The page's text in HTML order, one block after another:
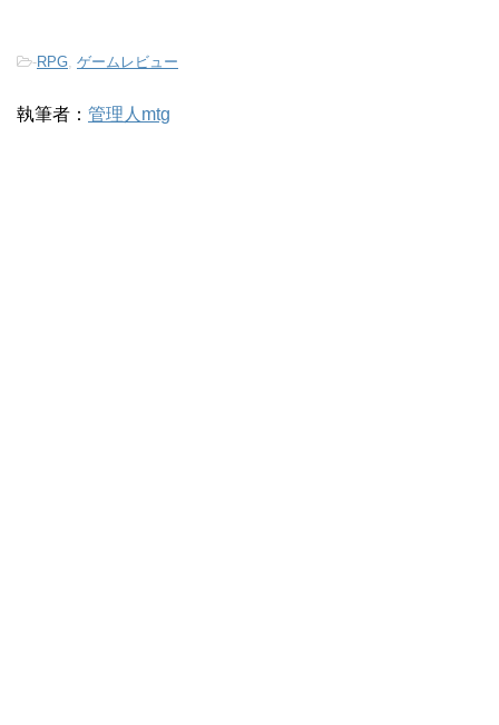
-RPG, ゲームレビュー
執筆者： 管理人mtg